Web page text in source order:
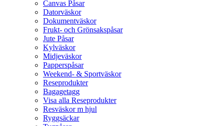
Canvas Påsar
Datorväskor
Dokumentväskor
Frukt- och Grönsakspåsar
Jute Påsar
Kylväskor
Midjeväskor
Papperspåsar
Weekend- & Sportväskor
Reseprodukter
Bagagetagg
Visa alla Reseprodukter
Resväskor m hjul
Ryggsäckar